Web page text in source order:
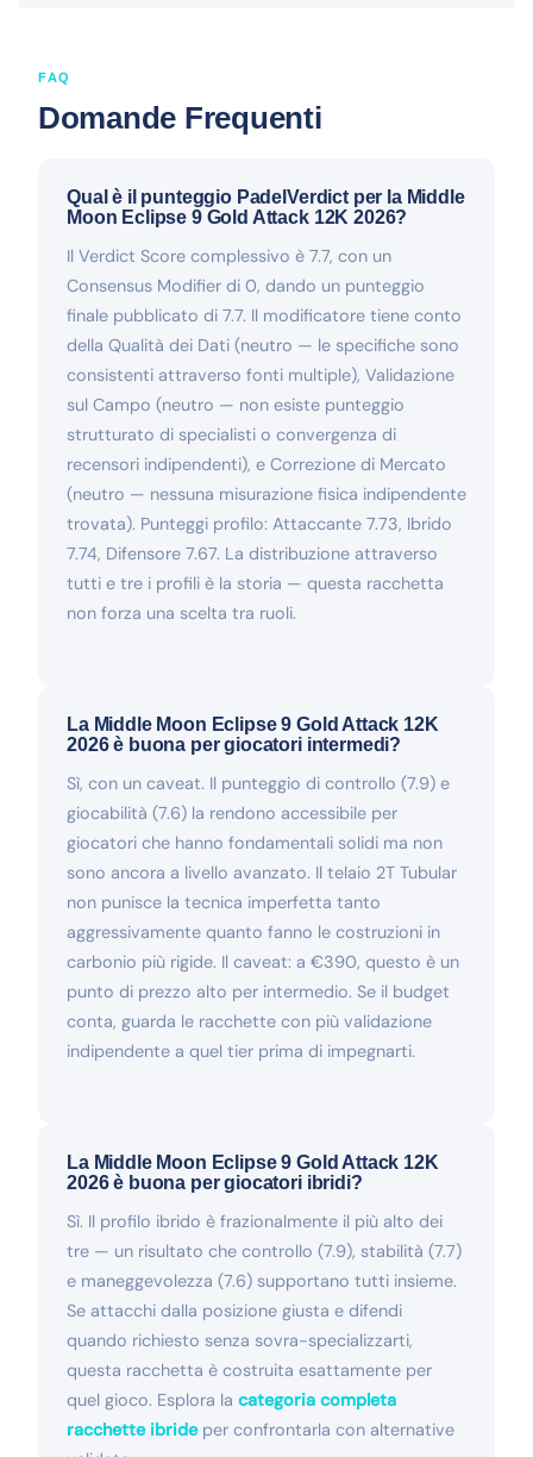
FAQ
Domande Frequenti
Qual è il punteggio PadelVerdict per la Middle
Moon Eclipse 9 Gold Attack 12K 2026?
Il Verdict Score complessivo è 7.7, con un
Consensus Modifier di 0, dando un punteggio
finale pubblicato di 7.7. Il modificatore tiene conto
della Qualità dei Dati (neutro — le specifiche sono
consistenti attraverso fonti multiple), Validazione
sul Campo (neutro — non esiste punteggio
strutturato di specialisti o convergenza di
recensori indipendenti), e Correzione di Mercato
(neutro — nessuna misurazione fisica indipendente
trovata). Punteggi profilo: Attaccante 7.73, Ibrido
7.74, Difensore 7.67. La distribuzione attraverso
tutti e tre i profili è la storia — questa racchetta
non forza una scelta tra ruoli.
La Middle Moon Eclipse 9 Gold Attack 12K
2026 è buona per giocatori intermedi?
Sì, con un caveat. Il punteggio di controllo (7.9) e
giocabilità (7.6) la rendono accessibile per
giocatori che hanno fondamentali solidi ma non
sono ancora a livello avanzato. Il telaio 2T Tubular
non punisce la tecnica imperfetta tanto
aggressivamente quanto fanno le costruzioni in
carbonio più rigide. Il caveat: a €390, questo è un
punto di prezzo alto per intermedio. Se il budget
conta, guarda le racchette con più validazione
indipendente a quel tier prima di impegnarti.
La Middle Moon Eclipse 9 Gold Attack 12K
2026 è buona per giocatori ibridi?
Sì. Il profilo ibrido è frazionalmente il più alto dei
tre — un risultato che controllo (7.9), stabilità (7.7)
e maneggevolezza (7.6) supportano tutti insieme.
Se attacchi dalla posizione giusta e difendi
quando richiesto senza sovra-specializzarti,
questa racchetta è costruita esattamente per
quel gioco. Esplora la categoria completa
racchette ibrideper confrontarla con alternative